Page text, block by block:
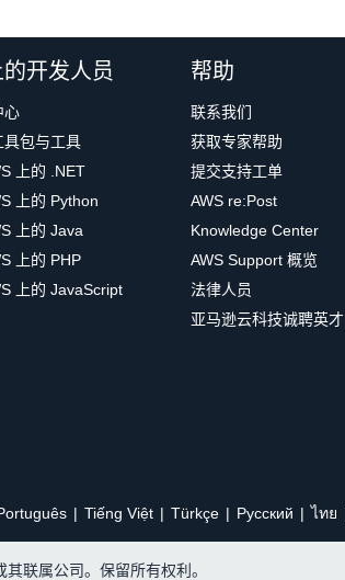
开发人员
心
具包与工具
上的 .NET
上的 Python
上的 Java
上的 PHP
上的 JavaScript
帮助
联系我们
获取专家帮助
提交支持工单
AWS re:Post
Knowledge Center
AWS Support 概览
法律人员
亚马逊云科技诚聘英才
Tiếng Việt Türkçe Ρусский ไทย
联属公司。保留所有权利。